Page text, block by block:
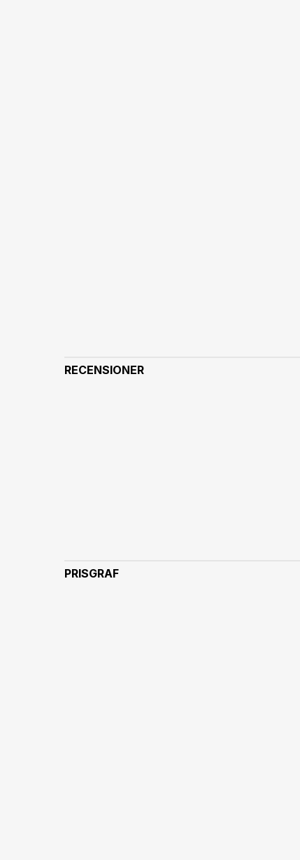
RECENSIONER
PRISGRAF